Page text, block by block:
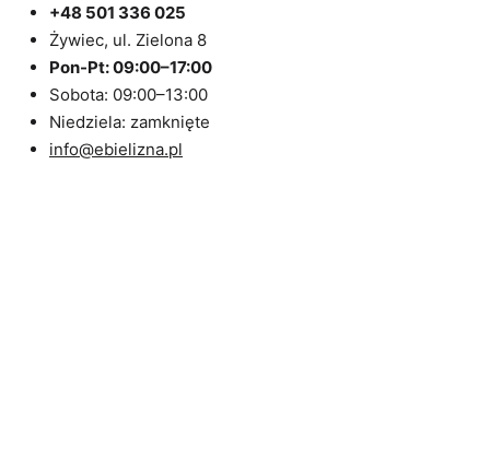
+48 501 336 025
Żywiec, ul. Zielona 8
Pon-Pt: 09:00–17:00
Sobota: 09:00–13:00
Niedziela: zamknięte
info@ebielizna.pl